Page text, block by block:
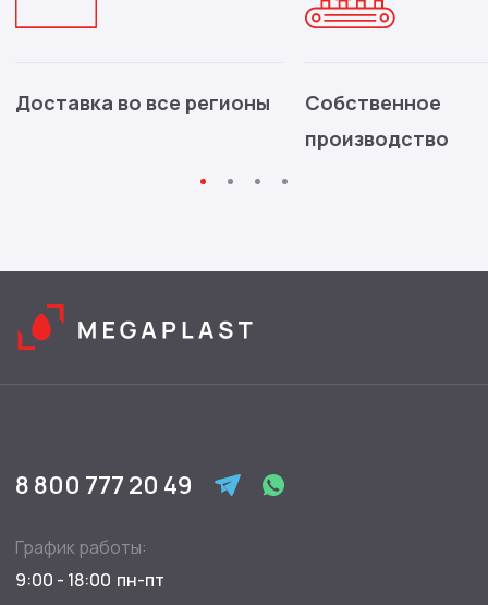
Доставка во все регионы
Собственное
производство
8 800 777 20 49
График работы:
9:00 - 18:00